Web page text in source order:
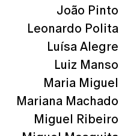
João Pinto
Leonardo Polita
Luísa Alegre
Luiz Manso
Maria Miguel
Mariana Machado
Miguel Ribeiro